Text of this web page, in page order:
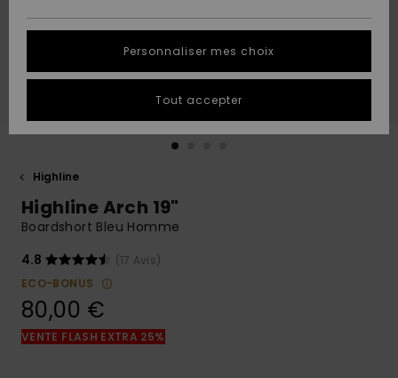
A
Découvrir
A
Découvrir
AIDE &
CONTACT
Démarrez
pour obtenir
question.
Démarrer
conversation
questions
COLLECTION
CARTE
CADEAU
LISTE DE
SOUHAITS
Highline
Highline Arch 19"
Boardshort Bleu Homme
4.8
(17 Avis)
ECO-BONUS
80,00 €
VENTE FLASH EXTRA 25%
Personnaliser mes choix
Tout accepter